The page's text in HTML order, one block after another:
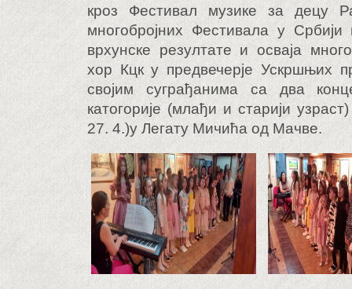
кроз Фестивал музике за децу
многобројних Фестивала у
врхунске резултате и осваја
хор Кцк у предвечерје Ускршњих
својим суграђанима са два
катогорије (млађи и старији
27. 4.)у Легату Мичића од Мачве.